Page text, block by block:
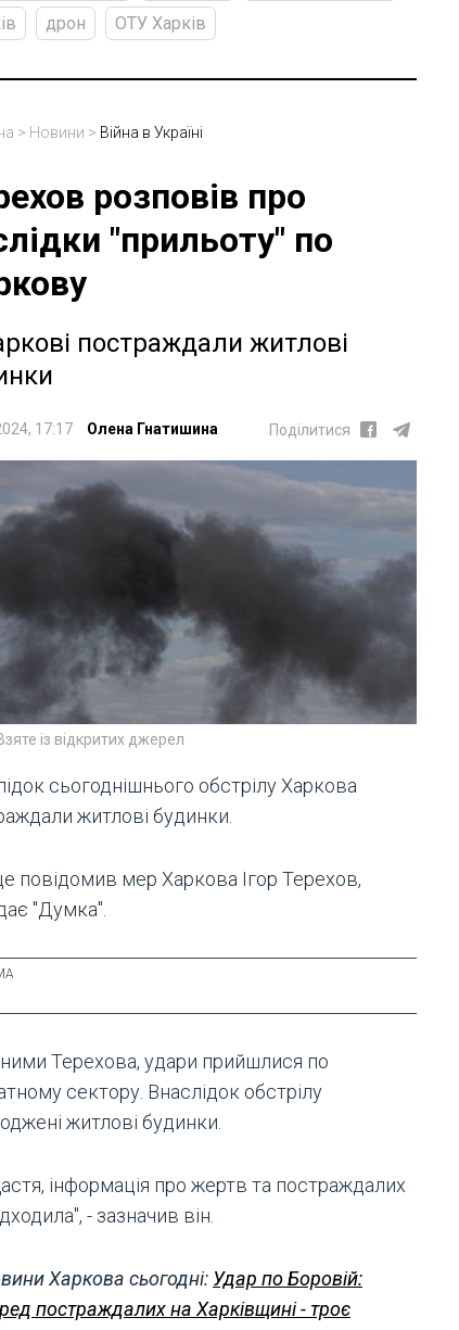
дрон ОТУ Харків
> Новини > Війна в Україні
розповів про
"прильоту" по
постраждали житлові
17:17 Олена Гнатишина Поділитися
із відкритих джерел
сьогоднішнього обстрілу Харкова
житлові будинки.
повідомив мер Харкова Ігор Терехов,
"Думка".
Терехова, удари прийшлися по
сектору. Внаслідок обстрілу
житлові будинки.
інформація про жертв та постраждалих
- зазначив він.
Харкова сьогодні: Удар по Боровій:
постраждалих на Харківщині - троє